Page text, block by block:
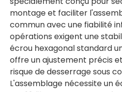
montage et faciliter
commun avec une fiabilité
opérations exigent une
écrou hexagonal standard
offre un ajustement précis
risque de desserrage sous
L'assemblage nécessite un